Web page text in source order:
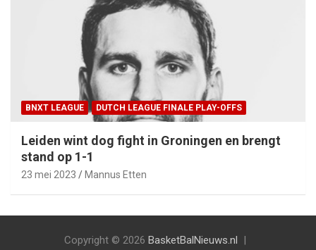
BNXT LEAGUE DUTCH LEAGUE FINALE PLAY-OFFS
Leiden wint dog fight in Groningen en brengt
stand op 1-1
23 mei 2023 Mannus Etten
Copyright © 2026 BasketBalNieuws.nl